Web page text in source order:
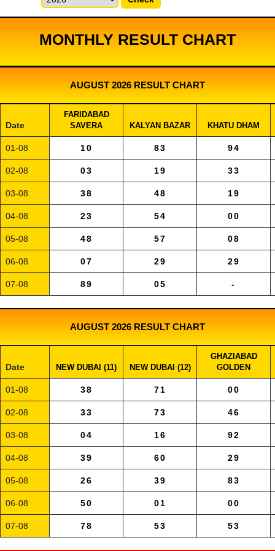
MONTHLY RESULT CHART
AUGUST 2026 RESULT CHART
Date
FARIDABAD
SAVERA
KALYAN BAZAR KHATU DHAM
01-08 10 83 94
02-08 03 19 33
03-08 38 48 19
04-08 23 54 00
05-08 48 57 08
06-08 07 29 29
07-08 89 05 -
AUGUST 2026 RESULT CHART
Date NEW DUBAI (11) NEW DUBAI (12)
GHAZIABAD
GOLDEN
01-08 38 71 00
02-08 33 73 46
03-08 04 16 92
04-08 39 60 29
05-08 26 39 83
06-08 50 01 00
07-08 78 53 53